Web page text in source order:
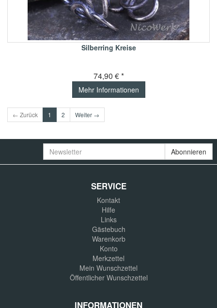
Silberring Kreise
74,90 € *
Mehr Informationen
← Zurück 1 2 Weiter →
Newsletter Abonnieren
SERVICE
Kontakt
Hilfe
Links
Gästebuch
Warenkorb
Konto
Merkzettel
Mein Wunschzettel
Öffentlicher Wunschzettel
INFORMATIONEN